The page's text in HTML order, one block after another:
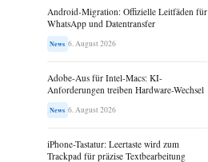
Android-Migration: Offizielle Leitfäden für
WhatsApp und Datentransfer
News 6. August 2026
Adobe-Aus für Intel-Macs: KI-
Anforderungen treiben Hardware-Wechsel
News 6. August 2026
iPhone-Tastatur: Leertaste wird zum
Trackpad für präzise Textbearbeitung